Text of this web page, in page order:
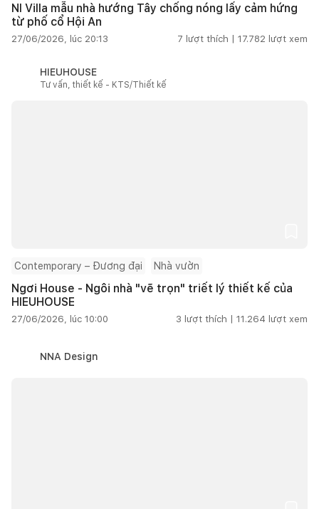
NI Villa mẫu nhà hướng Tây chống nóng lấy cảm hứng
từ phố cổ Hội An
27/06/2026, lúc 20:13 7 lượt thích | 17.782 lượt xem
HIEUHOUSE
Tư vấn, thiết kế - KTS/Thiết kế
Contemporary – Đương đại Nhà vườn
Ngơi House - Ngôi nhà "vẽ trọn" triết lý thiết kế của
HIEUHOUSE
27/06/2026, lúc 10:00 3 lượt thích | 11.264 lượt xem
NNA Design